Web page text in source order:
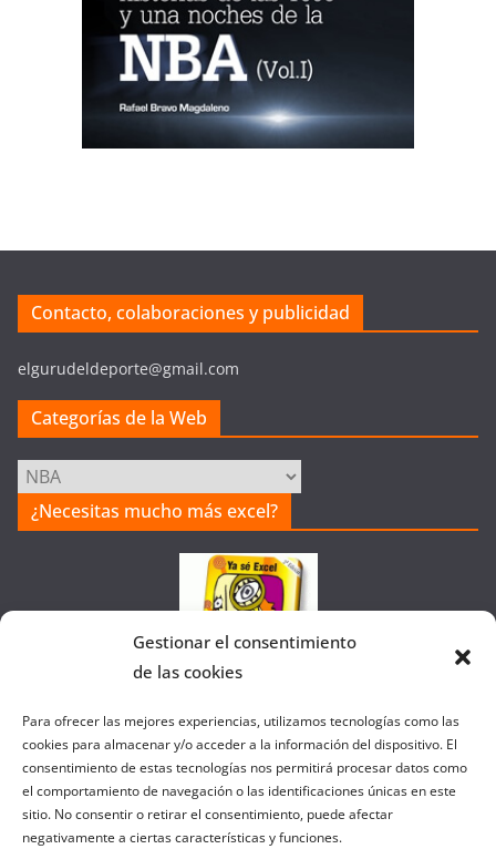
Gestionar el consentimiento
de las cookies
Para ofrecer las mejores experiencias, utilizamos tecnologías como las
cookies para almacenar y/o acceder a la información del dispositivo. El
consentimiento de estas tecnologías nos permitirá procesar datos como
el comportamiento de navegación o las identificaciones únicas en este
sitio. No consentir o retirar el consentimiento, puede afectar
negativamente a ciertas características y funciones.
Contacto, colaboraciones y publicidad
elgurudeldeporte@gmail.com
Categorías de la Web
Categorías
de
la
¿Necesitas mucho más excel?
Colaborando con FANATIC